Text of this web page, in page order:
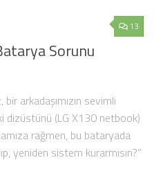
13
Sorunu
arkadaşımızın sevimli
dizüstünü (LG X130 netbook)
rağmen, bu bataryada
yeniden sistem kurarmısın?”